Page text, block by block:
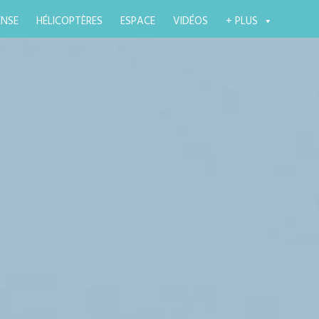
HÉLICOPTÈRES ESPACE VIDÉOS + PLUS